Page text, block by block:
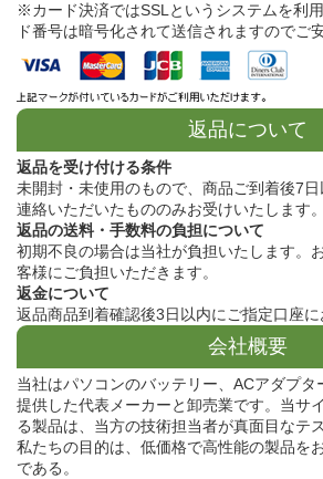
※カード決済ではSSLというシステムを利
ド番号は暗号化されて送信されますのでご
返品について
返品を受け付ける条件
未開封・未使用のもので、商品ご到着後7
連絡いただいたもののみお受けいたします。
返品の送料・手数料の負担について
初期不良の場合は当社が負担いたします。
客様にご負担いただきます。
返金について
返品商品到着確認後3日以内にご指定口座に
会社概要
当社はパソコンのバッテリー、ACアダプタ
提供した代表メーカーと卸売業です。当サ
る製品は、当方の技術担当者が真面目なテ
私たちの目的は、低価格で高性能の製品を
である。